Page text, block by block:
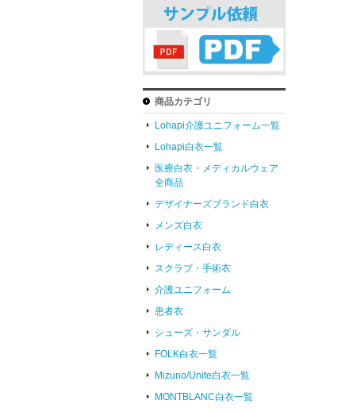
商品カテゴリ
Lohapi介護ユニフォーム一覧
Lohapi白衣一覧
医療白衣・メディカルウェア
全商品
デザイナーズブランド白衣
メンズ白衣
レディース白衣
スクラブ・手術衣
介護ユニフォーム
患者衣
シューズ・サンダル
FOLK白衣一覧
Mizuno/Unite白衣一覧
MONTBLANC白衣一覧